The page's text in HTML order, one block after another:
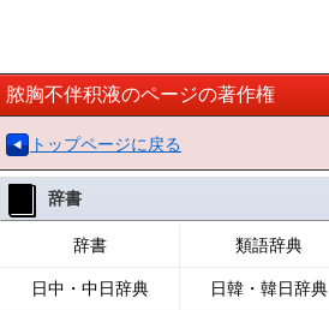
脓胸不伴积液のページの著作権
トップページに戻る
辞書
辞書 類語辞典
日中・中日辞典 日韓・韓日辞典